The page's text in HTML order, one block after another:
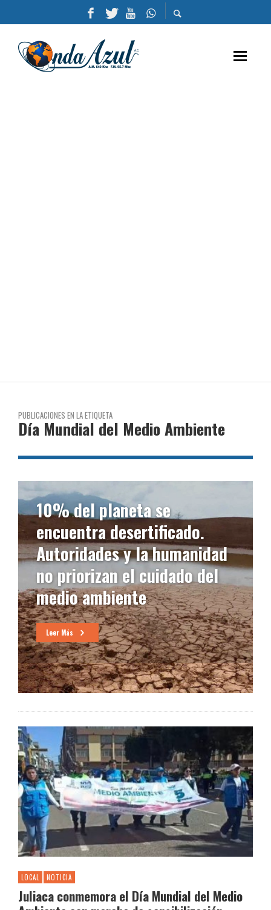
PUBLICACIONES EN LA ETIQUETA
Día Mundial del Medio Ambiente
10% del planeta se
encuentra desertificado.
Autoridades y la humanidad
no priorizan el cuidado del
medio ambiente
Leer Más
LOCAL NOTICIA
Juliaca conmemora el Día Mundial del Medio